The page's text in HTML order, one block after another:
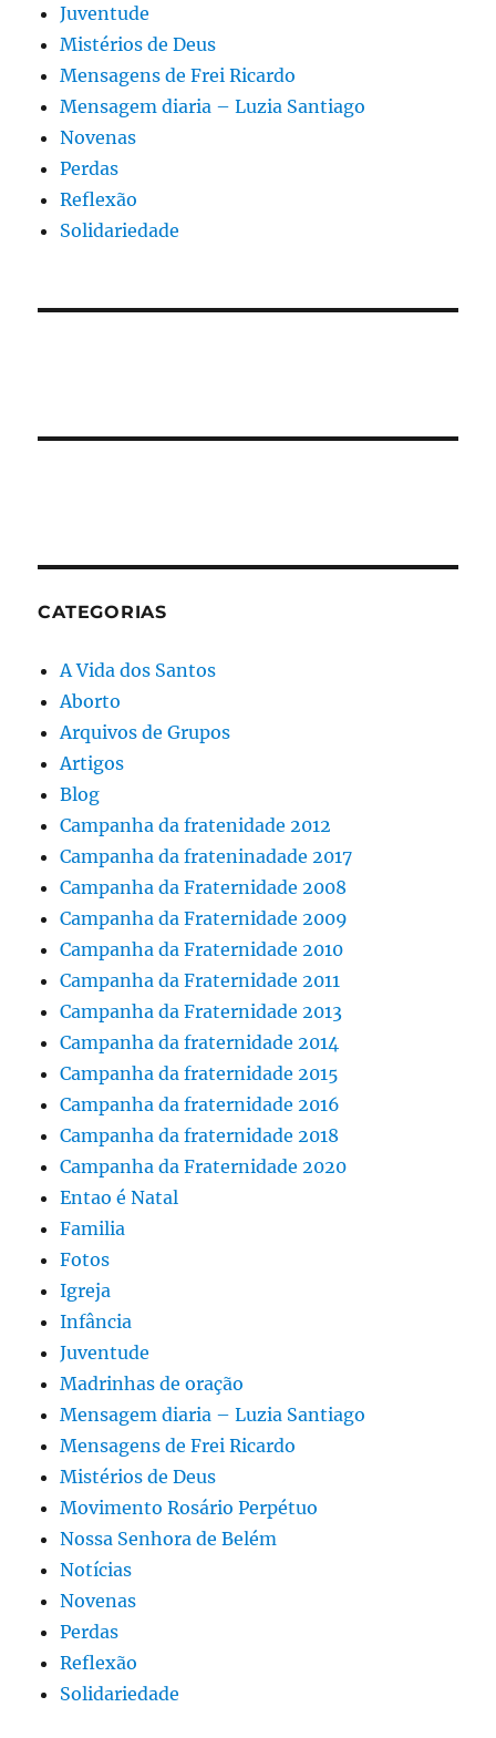
Juventude
Mistérios de Deus
Mensagens de Frei Ricardo
Mensagem diaria – Luzia Santiago
Novenas
Perdas
Reflexão
Solidariedade
CATEGORIAS
A Vida dos Santos
Aborto
Arquivos de Grupos
Artigos
Blog
Campanha da fratenidade 2012
Campanha da frateninadade 2017
Campanha da Fraternidade 2008
Campanha da Fraternidade 2009
Campanha da Fraternidade 2010
Campanha da Fraternidade 2011
Campanha da Fraternidade 2013
Campanha da fraternidade 2014
Campanha da fraternidade 2015
Campanha da fraternidade 2016
Campanha da fraternidade 2018
Campanha da Fraternidade 2020
Entao é Natal
Familia
Fotos
Igreja
Infância
Juventude
Madrinhas de oração
Mensagem diaria – Luzia Santiago
Mensagens de Frei Ricardo
Mistérios de Deus
Movimento Rosário Perpétuo
Nossa Senhora de Belém
Notícias
Novenas
Perdas
Reflexão
Solidariedade